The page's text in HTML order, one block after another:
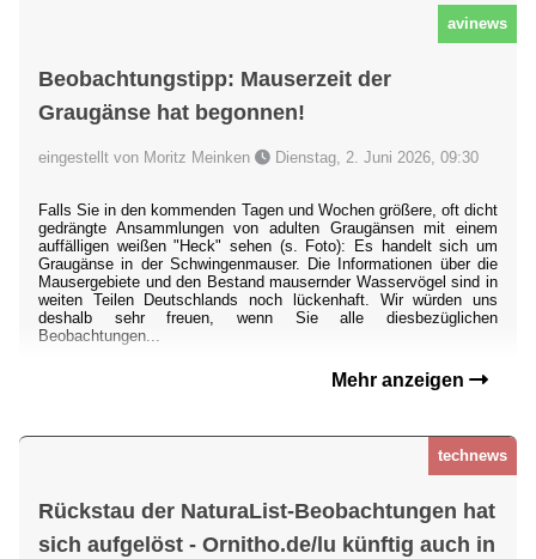
avinews
Beobachtungstipp: Mauserzeit der
Graugänse hat begonnen!
eingestellt von Moritz Meinken Dienstag, 2. Juni 2026, 09:30
Falls Sie in den kommenden Tagen und Wochen größere, oft dicht
gedrängte Ansammlungen von adulten Graugänsen mit einem
auffälligen weißen "Heck" sehen (s. Foto): Es handelt sich um
Graugänse in der Schwingenmauser. Die Informationen über die
Mausergebiete und den Bestand mausernder Wasservögel sind in
weiten Teilen Deutschlands noch lückenhaft. Wir würden uns
deshalb sehr freuen, wenn Sie alle diesbezüglichen
Beobachtungen...
Mehr anzeigen
technews
Rückstau der NaturaList-Beobachtungen hat
sich aufgelöst - Ornitho.de/lu künftig auch in